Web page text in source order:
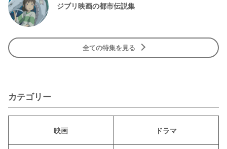
ジブリ映画の都市伝説集
全ての特集を見る
カテゴリー
映画 ドラマ